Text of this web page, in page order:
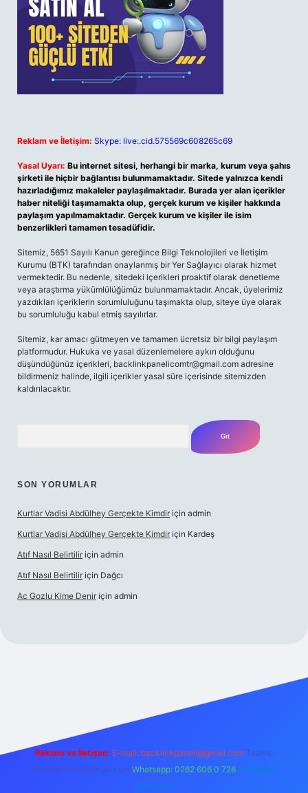
Reklam ve İletişim: Skype: live:.cid.575569c608265c69
Yasal Uyarı: Bu internet sitesi, herhangi bir marka, kurum veya şahıs
şirketi ile hiçbir bağlantısı bulunmamaktadır. Sitede yalnızca kendi
hazırladığımız makaleler paylaşılmaktadır. Burada yer alan içerikler
haber niteliği taşımamakta olup, gerçek kurum ve kişiler hakkında
paylaşım yapılmamaktadır. Gerçek kurum ve kişiler ile isim
benzerlikleri tamamen tesadüfidir.
Sitemiz, 5651 Sayılı Kanun gereğince Bilgi Teknolojileri ve İletişim
Kurumu (BTK) tarafından onaylanmış bir Yer Sağlayıcı olarak hizmet
vermektedir. Bu nedenle, sitedeki içerikleri proaktif olarak denetleme
veya araştırma yükümlülüğümüz bulunmamaktadır. Ancak, üyelerimiz
yazdıkları içeriklerin sorumluluğunu taşımakta olup, siteye üye olarak
bu sorumluluğu kabul etmiş sayılırlar.
Sitemiz, kar amacı gütmeyen ve tamamen ücretsiz bir bilgi paylaşım
platformudur. Hukuka ve yasal düzenlemelere aykırı olduğunu
düşündüğünüz içerikleri, backlinkpanelicomtr@gmail.com adresine
bildirmeniz halinde, ilgili içerikler yasal süre içerisinde sitemizden
kaldırılacaktır.
SON YORUMLAR
Kurtlar Vadisi Abdülhey Gerçekte Kimdir için admin
Kurtlar Vadisi Abdülhey Gerçekte Kimdir için Kardeş
Atıf Nasıl Belirtilir için admin
Atıf Nasıl Belirtilir için Dağcı
Ac Gozlu Kime Denir için admin
Reklam ve İletişim: E-mail: backlinkpaneli@gmail.com Teams:
forumhizmeti@gmail.com Whatsapp: 0262 606 0 726 Telegram:
@karabul